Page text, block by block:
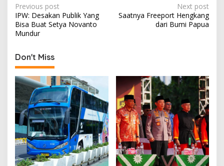
P
o
s
t
n
a
v
i
g
a
t
Previous post
IPW: Desakan Publik Yang
Bisa Buat Setya Novanto
Mundur
Next post
Saatnya Freeport Hengkang
dari Bumi Papua
Don't Miss